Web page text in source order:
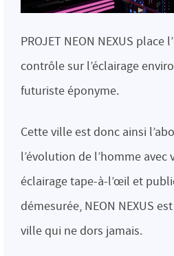
PROJET NEON NEXUS
contrôle sur l’éclairage
futuriste éponyme.
Cette ville est donc ainsi
l’évolution de l’homme
éclairage tape-à-l’œil et
démesurée, NEON NEXUS
ville qui ne dors jamais.